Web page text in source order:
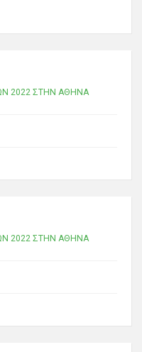
2022 ΣΤΗΝ ΑΘΗΝΑ
2022 ΣΤΗΝ ΑΘΗΝΑ